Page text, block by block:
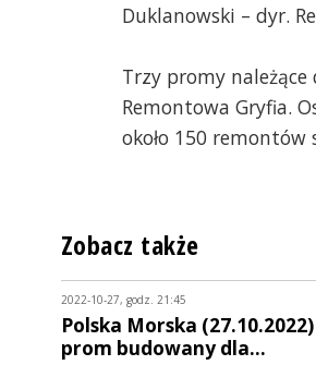
Duklanowski – dyr.
Trzy promy
Remontowa Gryfia.
około 150
Zobacz także
2022-10-27, godz. 21:45
Polska Morska
prom budowany dla…